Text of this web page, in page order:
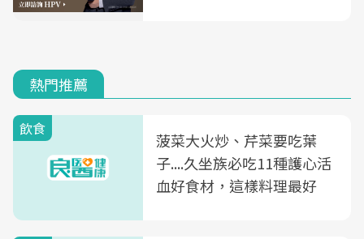
熱門推薦
飲食
菠菜大火炒、芹菜要吃葉
子....久坐族必吃11種護心活
血好食材，這樣料理最好